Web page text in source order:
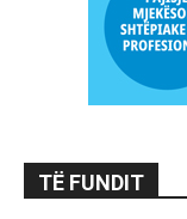
TË FUNDIT